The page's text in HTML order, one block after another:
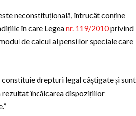
neconstituțională, întrucât conține
în care Legeanr. 119/2010privind
de calcul al pensiilor speciale care
constituie drepturi legal câștigate și sunt
rezultat încălcarea dispozițiilor